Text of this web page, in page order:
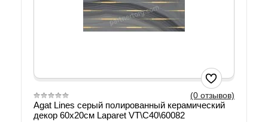
(0 отзывов)
Agat Lines серый полированный керамический
декор 60х20см Laparet VT\C40\60082